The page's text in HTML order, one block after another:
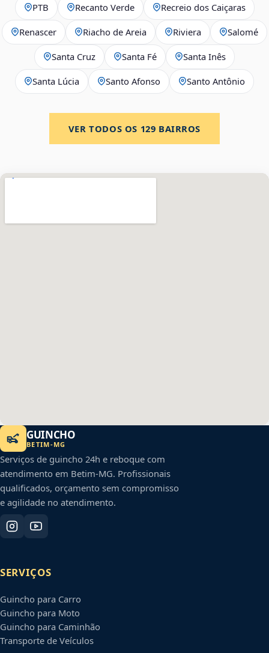
PTB Recanto Verde Recreio dos Caiçaras
Renascer Riacho de Areia Riviera Salomé
Santa Cruz Santa Fé Santa Inês
Santa Lúcia Santo Afonso Santo Antônio
VER TODOS OS 129 BAIRROS
GUINCHO
BETIM-MG
Serviços de guincho 24h e reboque com
atendimento em Betim-MG. Profissionais
qualificados, orçamento sem compromisso
e agilidade no atendimento.
SERVIÇOS
Guincho para Carro
Guincho para Moto
Guincho para Caminhão
Transporte de Veículos